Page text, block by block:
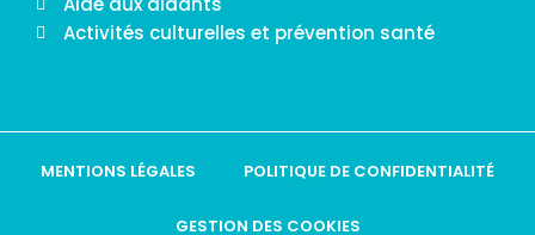
Activités culturelles et prévention santé
MENTIONS LÉGALES POLITIQUE DE CONFIDENTIALITÉ
GESTION DES COOKIES